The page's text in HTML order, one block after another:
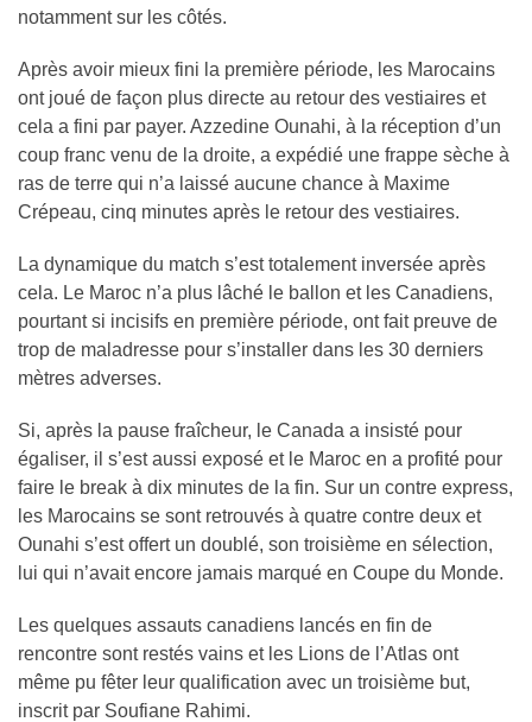
notamment sur les côtés.
Après avoir mieux fini la première période, les Marocains
ont joué de façon plus directe au retour des vestiaires et
cela a fini par payer. Azzedine Ounahi, à la réception d’un
coup franc venu de la droite, a expédié une frappe sèche à
ras de terre qui n’a laissé aucune chance à Maxime
Crépeau, cinq minutes après le retour des vestiaires.
La dynamique du match s’est totalement inversée après
cela. Le Maroc n’a plus lâché le ballon et les Canadiens,
pourtant si incisifs en première période, ont fait preuve de
trop de maladresse pour s’installer dans les 30 derniers
mètres adverses.
Si, après la pause fraîcheur, le Canada a insisté pour
égaliser, il s’est aussi exposé et le Maroc en a profité pour
faire le break à dix minutes de la fin. Sur un contre express,
les Marocains se sont retrouvés à quatre contre deux et
Ounahi s’est offert un doublé, son troisième en sélection,
lui qui n’avait encore jamais marqué en Coupe du Monde.
Les quelques assauts canadiens lancés en fin de
rencontre sont restés vains et les Lions de l’Atlas ont
même pu fêter leur qualification avec un troisième but,
inscrit par Soufiane Rahimi.